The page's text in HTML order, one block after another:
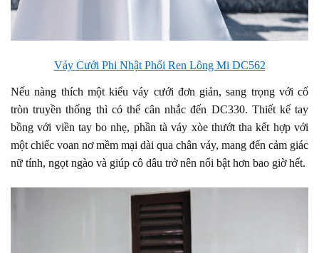
Váy Cưới Phi Nhật Phối Ren Lông Mi DC562
Nếu nàng thích một kiểu váy cưới đơn giản, sang trọng với cổ
tròn truyền thống thì có thể cân nhắc đến DC330. Thiết kế tay
bồng với viền tay bo nhẹ, phần tà váy xòe thướt tha kết hợp với
một chiếc voan nơ mềm mại dài qua chân váy, mang đến cảm giác
nữ tính, ngọt ngào và giúp cô dâu trở nên nổi bật hơn bao giờ hết.